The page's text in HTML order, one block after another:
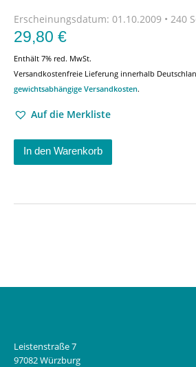
Erscheinungsdatum: 01.10.2009 • 240
29,80 €
Enthält 7% red. MwSt.
Versandkostenfreie Lieferung innerhalb
gewichtsabhängige Versandkosten.
Auf die Merkliste
In den Warenkorb
Leistenstraße 7
97082 Würzburg